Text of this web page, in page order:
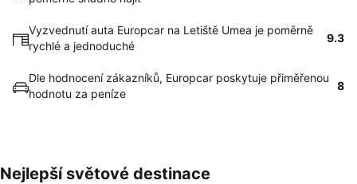
Vyzvednutí auta Europcar na Letiště Umea je poměrně
rychlé a jednoduché
9.3
Dle hodnocení zákazníků, Europcar poskytuje přiměřenou
hodnotu za peníze
8
Nejlepší světové destinace